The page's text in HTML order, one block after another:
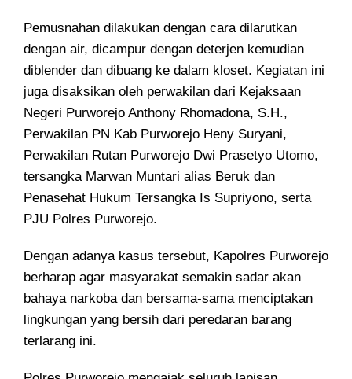
Pemusnahan dilakukan dengan cara dilarutkan
dengan air, dicampur dengan deterjen kemudian
diblender dan dibuang ke dalam kloset. Kegiatan ini
juga disaksikan oleh perwakilan dari Kejaksaan
Negeri Purworejo Anthony Rhomadona, S.H.,
Perwakilan PN Kab Purworejo Heny Suryani,
Perwakilan Rutan Purworejo Dwi Prasetyo Utomo,
tersangka Marwan Muntari alias Beruk dan
Penasehat Hukum Tersangka Is Supriyono, serta
PJU Polres Purworejo.
Dengan adanya kasus tersebut, Kapolres Purworejo
berharap agar masyarakat semakin sadar akan
bahaya narkoba dan bersama-sama menciptakan
lingkungan yang bersih dari peredaran barang
terlarang ini.